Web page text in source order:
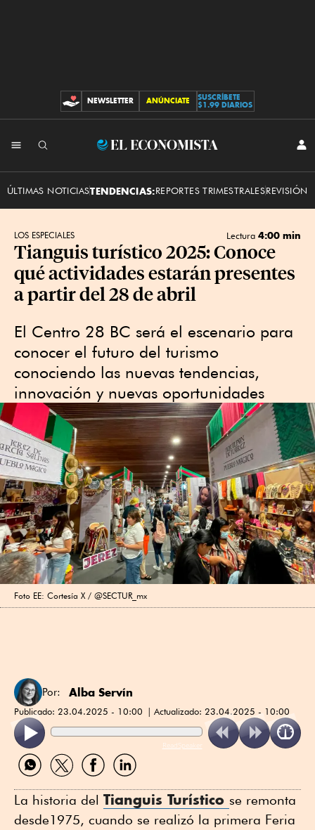
CONTRIBUCIONES
NEWSLETTER ANÚNCIATE
SUSCRÍBETE
$1.99 DIARIOS
El
ÚLTIMAS NOTICIASTENDENCIAS:REPORTES TRIMESTRALESREVISIÓN
LOS ESPECIALES Lectura 4:00 min
Tianguis turístico 2025: Conoce
qué actividades estarán presentes
a partir del 28 de abril
El Centro 28 BC será el escenario para
conocer el futuro del turismo
conociendo las nuevas tendencias,
innovación y nuevas oportunidades
Foto EE: Cortesía X / @SECTUR_mx
Por: Alba Servín
Publicado: 23.04.2025 - 10:00 Actualizado: 23.04.2025 - 10:00
ReadSpeaker
Compartir
por
Compartir
por
Compartir
por
Compartir
por
La historia del Tianguis Turístico se remonta
desde1975, cuando se realizó la primera Feria